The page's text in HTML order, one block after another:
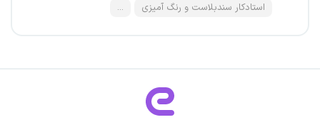
استادکار سندبلاست و رنگ آمیزی
...